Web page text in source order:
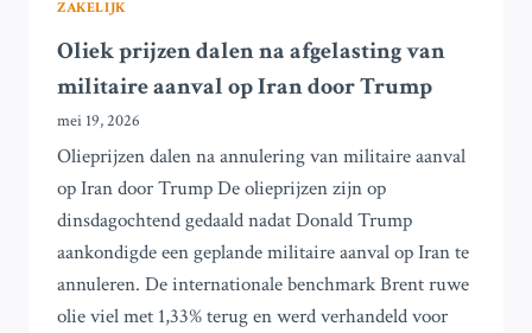
ZAKELIJK
Oliek prijzen dalen na afgelasting van
militaire aanval op Iran door Trump
mei 19, 2026
Olieprijzen dalen na annulering van militaire aanval
op Iran door Trump De olieprijzen zijn op
dinsdagochtend gedaald nadat Donald Trump
aankondigde een geplande militaire aanval op Iran te
annuleren. De internationale benchmark Brent ruwe
olie viel met 1,33% terug en werd verhandeld voor